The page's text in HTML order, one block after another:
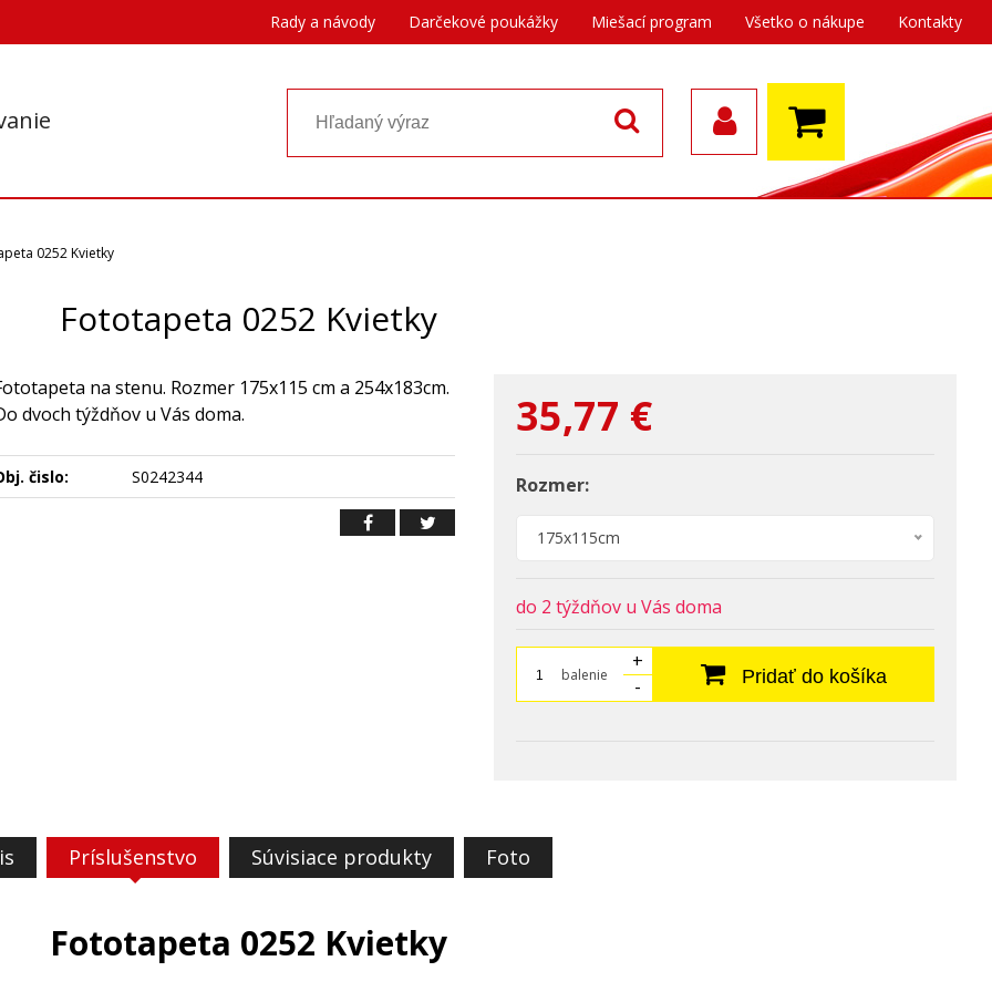
Rady a návody Darčekové poukážky Miešací program Všetko o nákupe Kontakty
0252 Kvietky
Fototapeta 0252 Kvietky
35,77 €
Rozmer:
175x115cm
do 2 týždňov u Vás doma
balenie
+
-
Pridať do košíka
na stenu. Rozmer 175x115 cm a 254x183cm.
dvoch týždňov u Vás doma.
čislo: S0242344
Príslušenstvo Súvisiace produkty Foto
Fototapeta 0252 Kvietky